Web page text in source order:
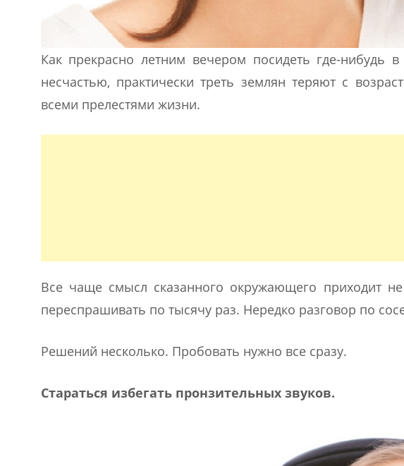
Как прекрасно летним вечером посидеть где-нибудь
несчастью, практически треть землян теряют с
всеми прелестями жизни.
Все чаще смысл сказанного окружающего приходит
переспрашивать по тысячу раз. Нередко разговор по
Решений несколько. Пробовать нужно все сразу.
Стараться избегать пронзительных звуков.